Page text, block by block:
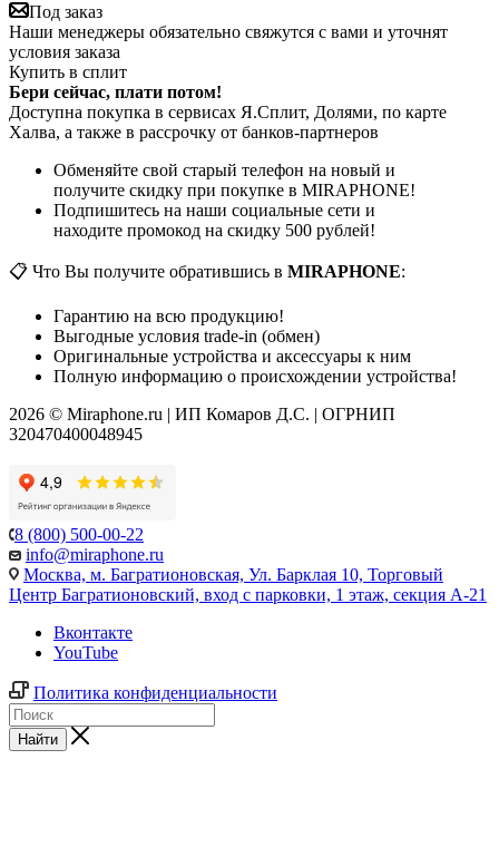
Под заказ
Наши менеджеры обязательно свяжутся с вами и уточнят
условия заказа
Купить в сплит
Бери сейчас, плати потом!
Доступна покупка в сервисах Я.Сплит, Долями, по карте
Халва, а также в рассрочку от банков-партнеров
Обменяйте свой старый телефон на новый и
получите скидку при покупке в MIRAPHONE!
Подпишитесь на наши социальные сети и
находите промокод на скидку 500 рублей!
📋 Что Вы получите обратившись в MIRAPHONE:
Гарантию на всю продукцию!
Выгодные условия trade-in (обмен)
Оригинальные устройства и аксессуары к ним
Полную информацию о происхождении устройства!
2026 © Miraphone.ru | ИП Комаров Д.С. | ОГРНИП
320470400048945
8 (800) 500-00-22
info@miraphone.ru
Москва, м. Багратионовская, Ул. Барклая 10, Торговый
Центр Багратионовский, вход с парковки, 1 этаж, секция А-21
Вконтакте
YouTube
Политика конфиденциальности
Найти